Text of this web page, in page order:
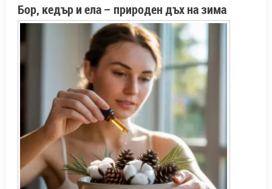
Бор, кедър и ела – природен дъх на зима